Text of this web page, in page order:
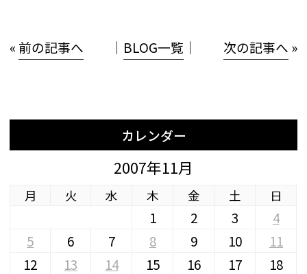
« 前の記事へ │ BLOG一覧 │ 次の記事へ »
カレンダー
2007年11月
月 火 水 木 金 土 日
1 2 3
4
5
6 7 8 9 10
11
12
13 14 15 16 17
18